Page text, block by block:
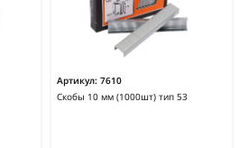
Артикул: 7610
Скобы 10 мм (1000шт) тип 53